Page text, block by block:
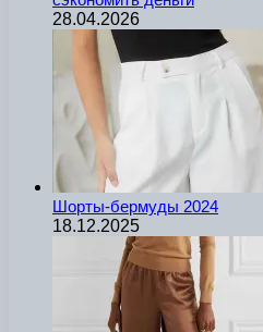
28.04.2026
Шорты-бермуды 2024
18.12.2025